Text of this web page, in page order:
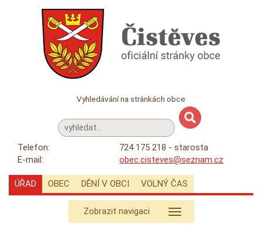
Vyhledávání na stránkách obce
Telefon:
724 175 218 - starosta
E-mail:
obec.cisteves@seznam.cz
ÚŘAD OBEC DĚNÍ V OBCI VOLNÝ ČAS
Zobrazit navigaci